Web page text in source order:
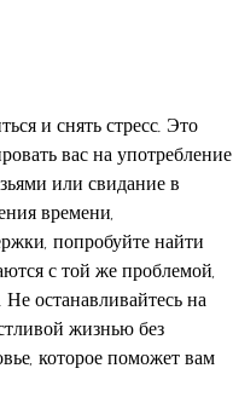
и снять стресс. Это
вас на употребление
или свидание в
времени,
попробуйте найти
с той же проблемой,
останавливайтесь на
жизнью без
которое поможет вам